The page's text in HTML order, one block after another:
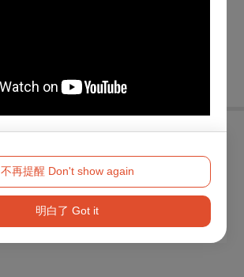
不再提醒 Don't show again
明白了 Got it
中午